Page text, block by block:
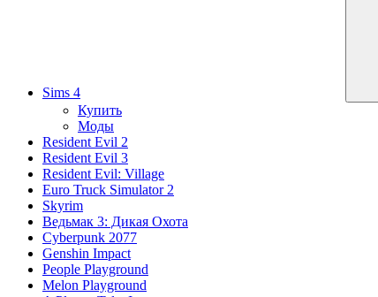
Sims 4
Купить
Моды
Resident Evil 2
Resident Evil 3
Resident Evil: Village
Euro Truck Simulator 2
Skyrim
Ведьмак 3: Дикая Охота
Cyberpunk 2077
Genshin Impact
People Playground
Melon Playground